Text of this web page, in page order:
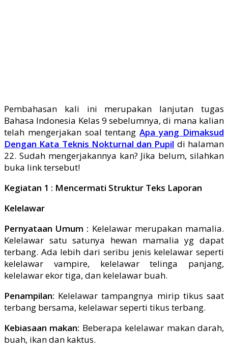
Pembahasan kali ini merupakan lanjutan tugas
Bahasa Indonesia Kelas 9 sebelumnya, di mana kalian
telah mengerjakan soal tentangApa yang Dimaksud
Dengan Kata Teknis Nokturnal dan Pupil di halaman
22. Sudah mengerjakannya kan? Jika belum, silahkan
buka link tersebut!
Kegiatan 1 : Mencermati Struktur Teks Laporan
Kelelawar
Pernyataan Umum : Kelelawar merupakan mamalia.
Kelelawar satu satunya hewan mamalia yg dapat
terbang. Ada lebih dari seribu jenis kelelawar seperti
kelelawar vampire, kelelawar telinga panjang,
kelelawar ekor tiga, dan kelelawar buah.
Penampilan: Kelelawar tampangnya mirip tikus saat
terbang bersama, kelelawar seperti tikus terbang.
Kebiasaan makan: Beberapa kelelawar makan darah,
buah, ikan dan kaktus.